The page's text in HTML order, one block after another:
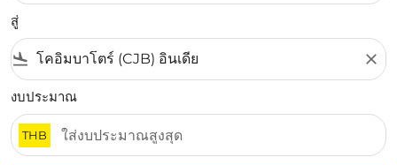
สู่
flight_land close
งบประมาณ
THB